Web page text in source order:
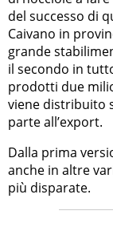
del successo di
Caivano in
grande
il secondo in
prodotti due
viene distribuito
parte all’export.
Dalla prima
anche in altre
più disparate.